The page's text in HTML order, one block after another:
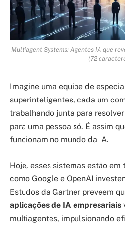
Multiagent Systems: Agentes IA que
(72
Imagine uma equipe de
superinteligentes, cada um
trabalhando junta para
para uma pessoa só. É assim
funcionam no mundo da IA.
Hoje, esses sistemas estão em
como Google e OpenAI
Estudos da Gartner preveem
aplicações de IA empresariais
multiagentes, impulsionando